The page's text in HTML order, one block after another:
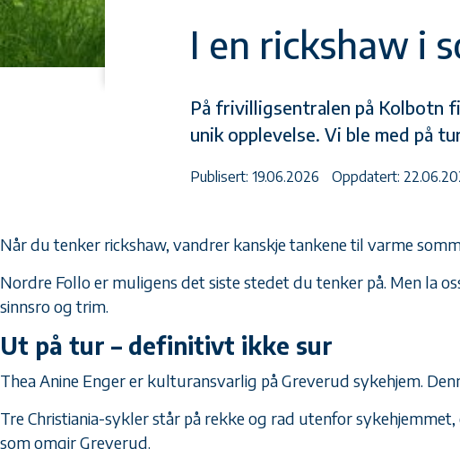
I en rickshaw i
På frivilligsentralen på Kolbotn
unik opplevelse. Vi ble med på
Publisert: 19.06.2026 Oppdatert:
Når du tenker rickshaw, vandrer kanskje tankene til varme
Nordre Follo er muligens det siste stedet du tenker på. Men la
sinnsro og trim.
Ut på tur – definitivt ikke sur
Thea Anine Enger er kulturansvarlig på Greverud sykehjem.
Tre Christiania-sykler står på rekke og rad utenfor
som omgir Greverud.